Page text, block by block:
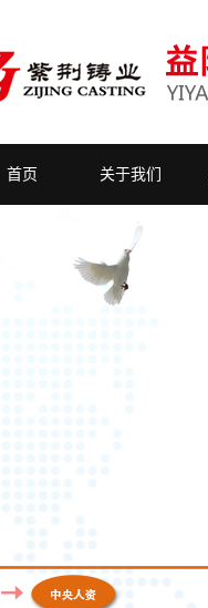
首页 关于我们